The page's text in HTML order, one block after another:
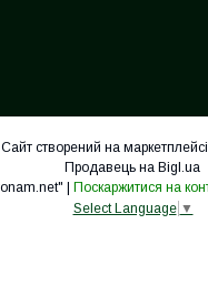
Сайт створений на маркетплейсі
Продавець на Bigl.ua
"Відлякувачі птахів voronam.net" | Поскаржитися на
Select Language ▼